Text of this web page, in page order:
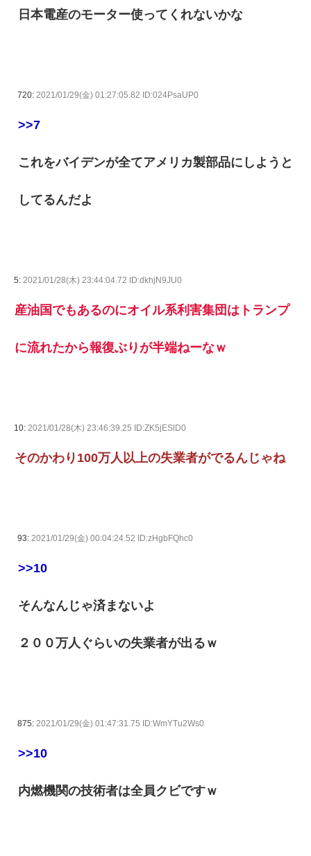
日本電産のモーター使ってくれないかな
720: 2021/01/29(金) 01:27:05.82 ID:024PsaUP0
>>7
これをバイデンが全てアメリカ製部品にしようと
してるんだよ
5: 2021/01/28(木) 23:44:04.72 ID:dkhjN9JU0
産油国でもあるのにオイル系利害集団はトランプ
に流れたから報復ぶりが半端ねーなｗ
10: 2021/01/28(木) 23:46:39.25 ID:ZK5jESlD0
そのかわり100万人以上の失業者がでるんじゃね
93: 2021/01/29(金) 00:04:24.52 ID:zHgbFQhc0
>>10
そんなんじゃ済まないよ
２００万人ぐらいの失業者が出るｗ
875: 2021/01/29(金) 01:47:31.75 ID:WmYTu2Ws0
>>10
内燃機関の技術者は全員クビですｗ